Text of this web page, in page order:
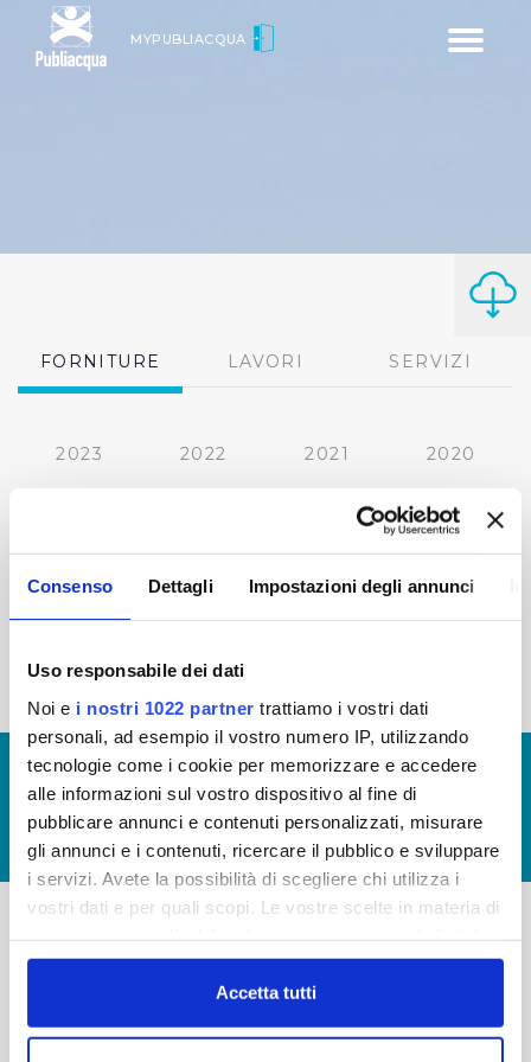
Consenso Dettagli Impostazioni degli annunci
Uso responsabile dei dati
Noi e i nostri 1022 partner trattiamo i vostri dati
personali, ad esempio il vostro numero IP, utilizzando
tecnologie come i cookie per memorizzare e accedere
alle informazioni sul vostro dispositivo al fine di
pubblicare annunci e contenuti personalizzati, misurare
gli annunci e i contenuti, ricercare il pubblico e sviluppare
i servizi. Avete la possibilità di scegliere chi utilizza i
vostri dati e per quali scopi. Le vostre scelte in materia di
in cui avete effettuato le vostre scelte. È possibile
modificare o revocare il proprio consenso in qualsiasi
momento dalla Dichiarazione sui cookie o facendo clic
Accetta tutti
Toggle
MYPUBLIACQUA
FORNITURE LAVORI SERVIZI
2023 2022 2021 2020
2016
2015 2014 2013 2012
2010
© Copyright 2017 - 2026
GLOSSARIO
GIUDICA IL SERVIZIO
LAVORA CON NOI
Via Villamagna 90/c -
-
FAQ
PRIVACY POLICY